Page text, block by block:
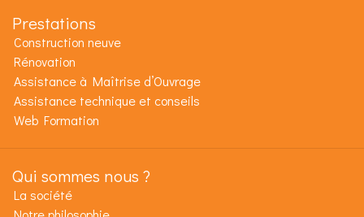
Prestations
Construction neuve
Rénovation
Assistance à Maîtrise d’Ouvrage
Assistance technique et conseils
Web Formation
Qui sommes nous ?
La société